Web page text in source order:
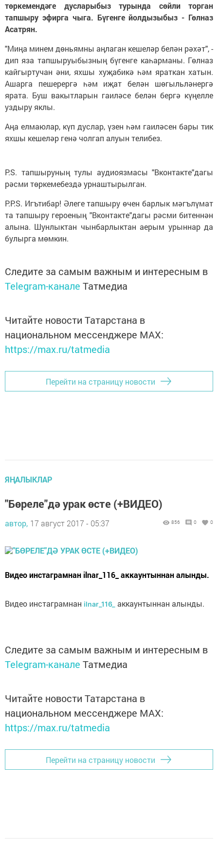
төркемендәге дусларыбыз турында сөйли торган
тапшыру эфирга чыга. Бүгенге йолдызыбыз - Гөлназ
Асатрян.
"Миңа минем дөньямны аңлаган кешеләр белән рәхәт", -
дип яза тапшыруыбызның бүгенге каһарманы. Гөлназ
кайгыртучан әни, яхшы хуҗабикә һәм яраткан хатын.
Ашарга пешерергә һәм иҗат белән шөгыльләнергә
ярата. Буш вакытларын гаиләсе белән бергә күңелле
уздыру яклы.
Аңа елмаюлар, күп дуслар, үзен һәм гаиләсен бары тик
яхшы кешеләр генә чолгап алуын телибез.
P.S. тапшыруның тулы аудиоязмасы "Вконтакте"дагы
рәсми төркемебездә урнаштырылган.
P.P.S. Игътибар! Әлеге тапшыру өчен барлык мәгълүмат
та тапшыру героеның "Вконтакте"дагы рәсми битеннән
алына. Шунлыктан чынбарлыктан аерым урыннар да
булырга мөмкин.
Следите за самым важным и интересным в
Telegram-канале Татмедиа
Читайте новости Татарстана в
национальном мессенджере MАХ:
https://max.ru/tatmedia
Перейти на страницу новости
ЯҢАЛЫКЛАР
"Бөреле"дә урак өсте (+ВИДЕО)
автор, 17 август 2017 - 05:37 856 0 0
Видео инстаграмнан ilnar_116_ аккаунтыннан алынды.
Видео инстаграмнан ilnar_116_ аккаунтыннан алынды.
Следите за самым важным и интересным в
Telegram-канале Татмедиа
Читайте новости Татарстана в
национальном мессенджере MАХ:
https://max.ru/tatmedia
Перейти на страницу новости